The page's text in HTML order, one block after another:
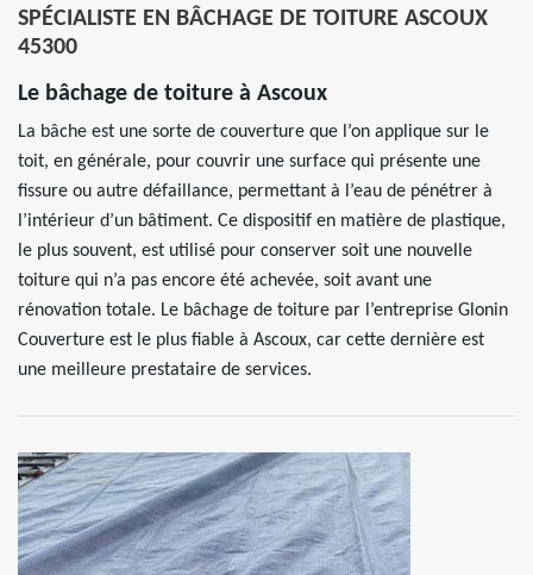
SPÉCIALISTE EN BÂCHAGE DE TOITURE ASCOUX
45300
Le bâchage de toiture à Ascoux
La bâche est une sorte de couverture que l’on applique sur le
toit, en générale, pour couvrir une surface qui présente une
fissure ou autre défaillance, permettant à l’eau de pénétrer à
l’intérieur d’un bâtiment. Ce dispositif en matière de plastique,
le plus souvent, est utilisé pour conserver soit une nouvelle
toiture qui n’a pas encore été achevée, soit avant une
rénovation totale. Le bâchage de toiture par l’entreprise Glonin
Couverture est le plus fiable à Ascoux, car cette dernière est
une meilleure prestataire de services.